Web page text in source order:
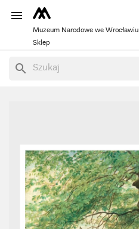

Muzeum Narodowe we Wrocławiu
Sklep
search